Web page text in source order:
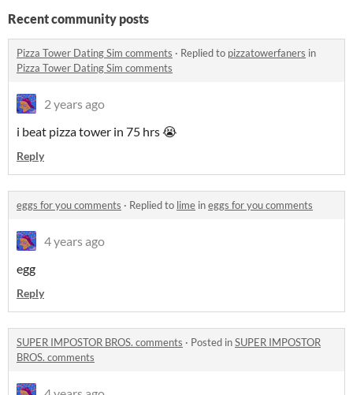
Recent community posts
Pizza Tower Dating Sim comments · Replied to pizzatowerfaners in
Pizza Tower Dating Sim comments
2 years ago
i beat pizza tower in 75 hrs 😭
Reply
eggs for you comments · Replied to lime ineggs for you comments
4 years ago
egg
Reply
SUPER IMPOSTOR BROS. comments · Posted inSUPER IMPOSTOR
BROS. comments